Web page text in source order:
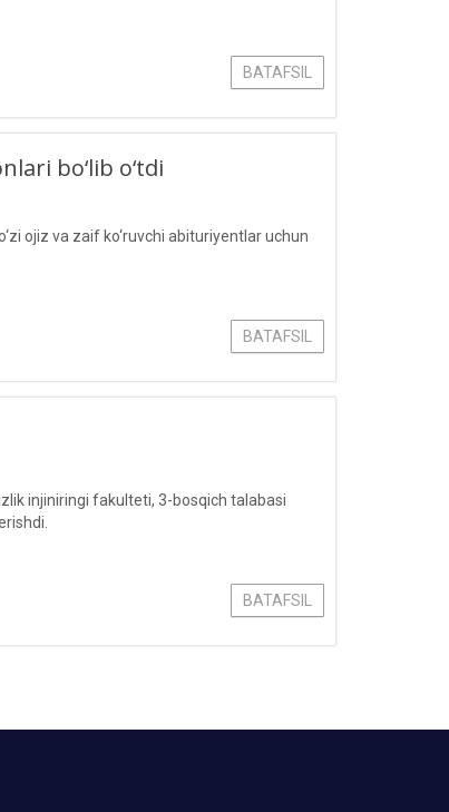
BATAFSIL
bo‘lib o‘tdi
ojiz va zaif ko‘ruvchi abituriyentlar uchun
BATAFSIL
injiniringi fakulteti, 3-bosqich talabasi
BATAFSIL